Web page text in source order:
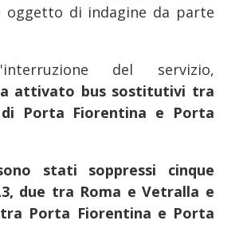
oggetto di indagine da parte
del servizio,
attivato bus sostitutivi tra
Porta Fiorentina e Porta
stati soppressi cinque
due tra Roma e Vetralla e
Porta Fiorentina e Porta